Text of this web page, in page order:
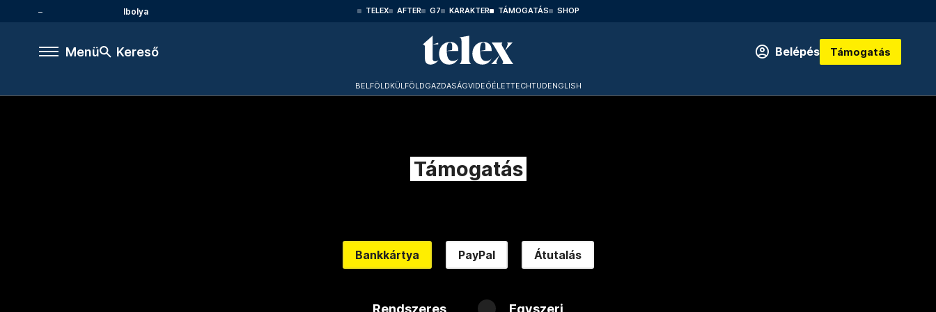
Ibolya TELEX AFTER G7 KARAKTER TÁMOGATÁS SHOP
Menü Kereső Belépés Támogatás
BELFÖLDKÜLFÖLDGAZDASÁGVIDEÓÉLETTECHTUDENGLISH
Támogatás
Bankkártya PayPal Átutalás
Rendszeres Egyszeri